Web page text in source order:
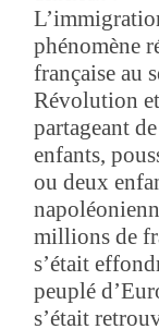
phénomène
française au
Révolution
partageant
enfants,
ou deux
millions de
s’était
peuplé
s’était